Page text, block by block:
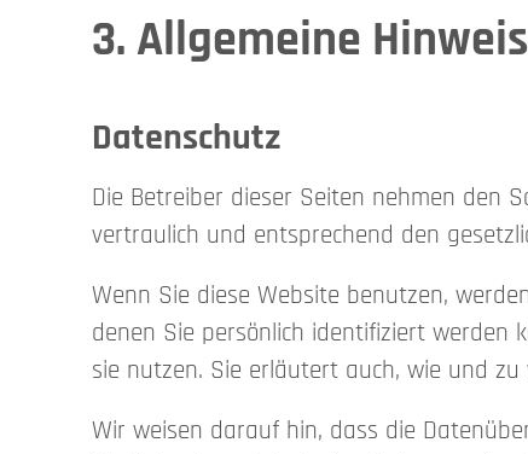
3. Allgemeine
Datenschutz
Die Betreiber dieser Seiten nehmen den
vertraulich und entsprechend den
Wenn Sie diese Website benutzen,
denen Sie persönlich identifiziert werden
sie nutzen. Sie erläutert auch, wie und zu
Wir weisen darauf hin, dass die